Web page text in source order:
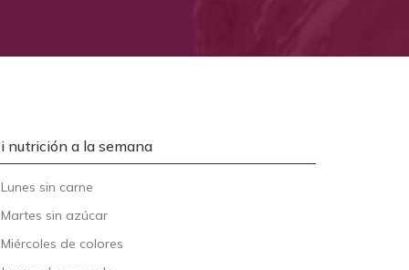
nutrición a la semana
Lunes sin carne
Martes sin azúcar
Miércoles de colores